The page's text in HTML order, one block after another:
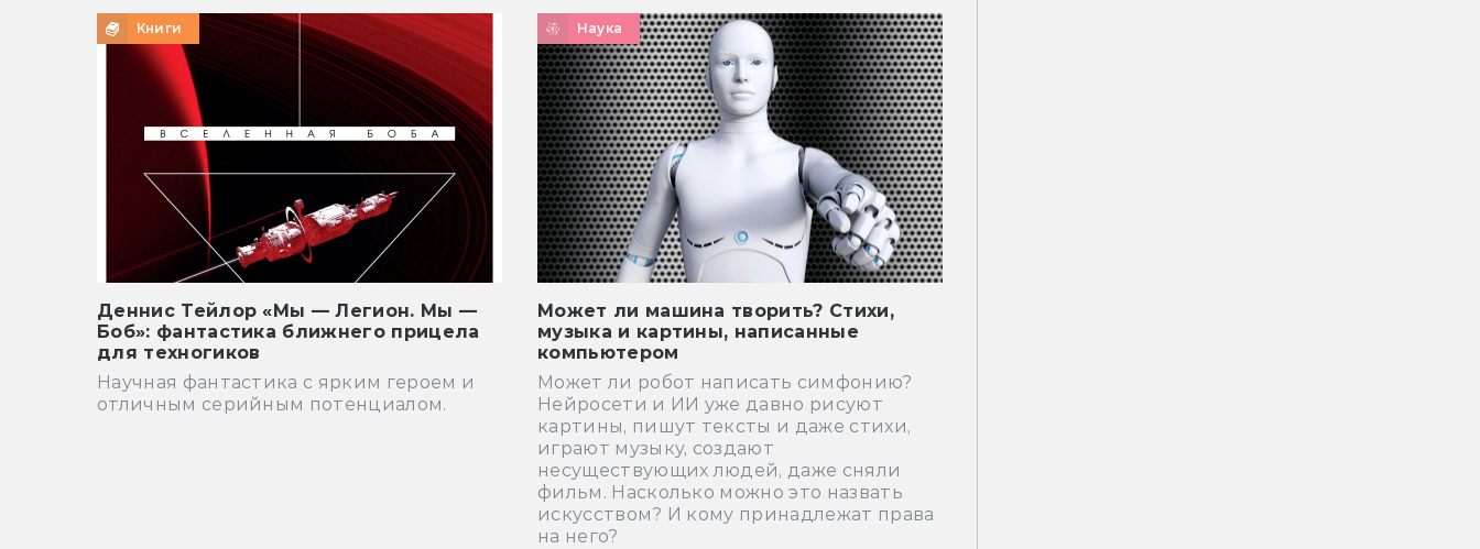
Книги
Деннис Тейлор «Мы — Легион. Мы —
Боб»: фантастика ближнего прицела
для техногиков
Научная фантастика с ярким героем и
отличным серийным потенциалом.
Наука
Может ли машина творить? Стихи,
музыка и картины, написанные
компьютером
Может ли робот написать симфонию?
Нейросети и ИИ уже давно рисуют
картины, пишут тексты и даже стихи,
играют музыку, создают
несуществующих людей, даже сняли
фильм. Насколько можно это назвать
искусством? И кому принадлежат права
на него?